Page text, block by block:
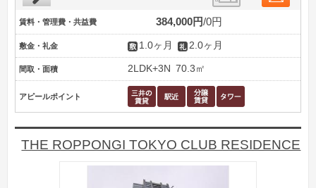
賃料・管理費・共益費 384,000円 0円
敷金・礼金 1.0ヶ月 2.0ヶ月
間取・面積 2LDK+3N 70.3㎡
アピールポイント
THE ROPPONGI TOKYO CLUB RESIDENCE